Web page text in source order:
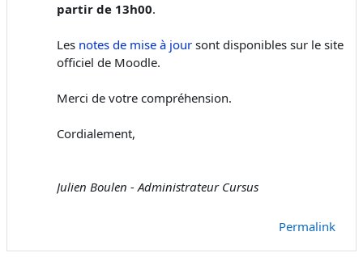
partir de 13h00.
Les notes de mise à jour sont disponibles sur le site
officiel de Moodle.
Merci de votre compréhension.
Cordialement,
Julien Boulen - Administrateur Cursus
Permalink